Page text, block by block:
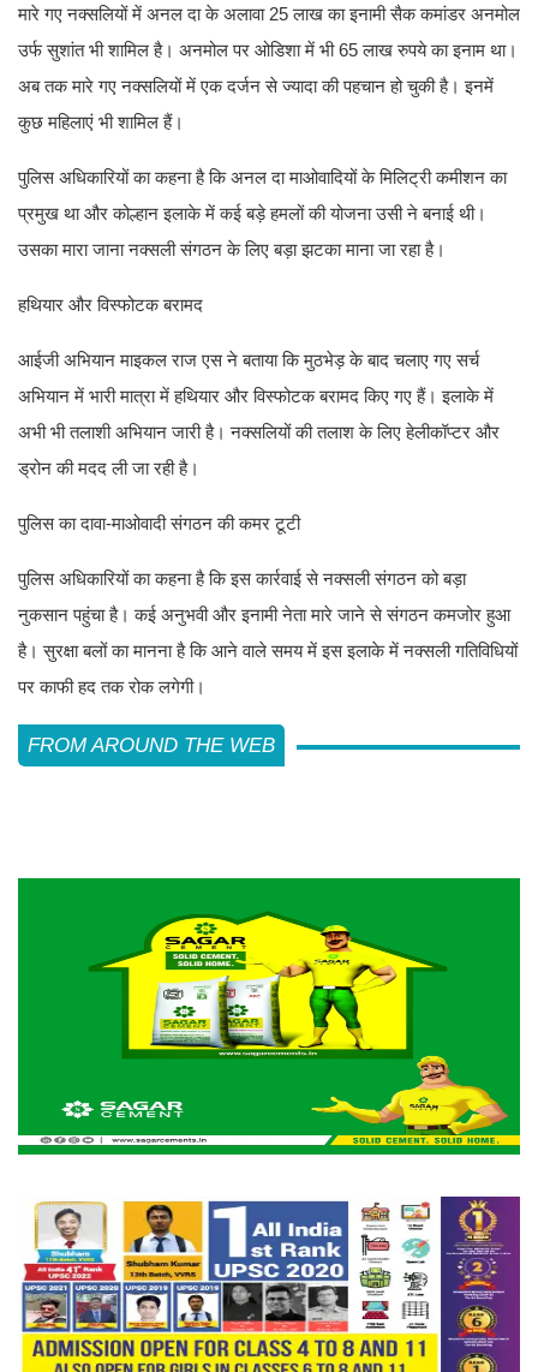
मारे गए नक्सलियों में अनल दा के अलावा 25 लाख का इनामी सैक कमांडर अनमोल
उर्फ सुशांत भी शामिल है। अनमोल पर ओडिशा में भी 65 लाख रुपये का इनाम था।
अब तक मारे गए नक्सलियों में एक दर्जन से ज्यादा की पहचान हो चुकी है। इनमें
कुछ महिलाएं भी शामिल हैं।
पुलिस अधिकारियों का कहना है कि अनल दा माओवादियों के मिलिट्री कमीशन का
प्रमुख था और कोल्हान इलाके में कई बड़े हमलों की योजना उसी ने बनाई थी।
उसका मारा जाना नक्सली संगठन के लिए बड़ा झटका माना जा रहा है।
हथियार और विस्फोटक बरामद
आईजी अभियान माइकल राज एस ने बताया कि मुठभेड़ के बाद चलाए गए सर्च
अभियान में भारी मात्रा में हथियार और विस्फोटक बरामद किए गए हैं। इलाके में
अभी भी तलाशी अभियान जारी है। नक्सलियों की तलाश के लिए हेलीकॉप्टर और
ड्रोन की मदद ली जा रही है।
पुलिस का दावा-माओवादी संगठन की कमर टूटी
पुलिस अधिकारियों का कहना है कि इस कार्रवाई से नक्सली संगठन को बड़ा
नुकसान पहुंचा है। कई अनुभवी और इनामी नेता मारे जाने से संगठन कमजोर हुआ
है। सुरक्षा बलों का मानना है कि आने वाले समय में इस इलाके में नक्सली गतिविधियों
पर काफी हद तक रोक लगेगी।
FROM AROUND THE WEB